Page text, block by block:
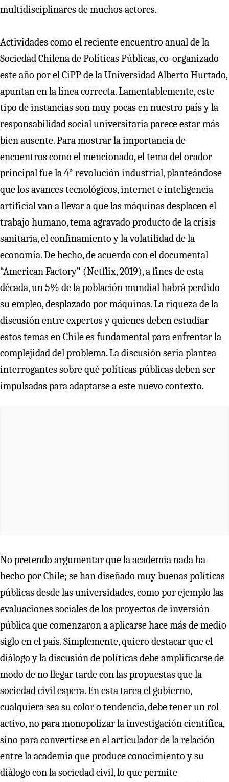
multidisciplinares de muchos actores.
Actividades como el reciente encuentro anual de la
Sociedad Chilena de Políticas Públicas, co-organizado
este año por el CiPP de la Universidad Alberto Hurtado,
apuntan en la línea correcta. Lamentablemente, este
tipo de instancias son muy pocas en nuestro país y la
responsabilidad social universitaria parece estar más
bien ausente. Para mostrar la importancia de
encuentros como el mencionado, el tema del orador
principal fue la 4° revolución industrial, planteándose
que los avances tecnológicos, internet e inteligencia
artificial van a llevar a que las máquinas desplacen el
trabajo humano, tema agravado producto de la crisis
sanitaria, el confinamiento y la volatilidad de la
economía. De hecho, de acuerdo con el documental
“American Factory” (Netflix, 2019), a fines de esta
década, un 5% de la población mundial habrá perdido
su empleo, desplazado por máquinas. La riqueza de la
discusión entre expertos y quienes deben estudiar
estos temas en Chile es fundamental para enfrentar la
complejidad del problema. La discusión seria plantea
interrogantes sobre qué políticas públicas deben ser
impulsadas para adaptarse a este nuevo contexto.
No pretendo argumentar que la academia nada ha
hecho por Chile; se han diseñado muy buenas políticas
públicas desde las universidades, como por ejemplo las
evaluaciones sociales de los proyectos de inversión
pública que comenzaron a aplicarse hace más de medio
siglo en el país. Simplemente, quiero destacar que el
diálogo y la discusión de políticas debe amplificarse de
modo de no llegar tarde con las propuestas que la
sociedad civil espera. En esta tarea el gobierno,
cualquiera sea su color o tendencia, debe tener un rol
activo, no para monopolizar la investigación científica,
sino para convertirse en el articulador de la relación
entre la academia que produce conocimiento y su
diálogo con la sociedad civil, lo que permite